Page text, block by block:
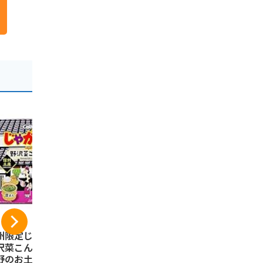
限定じゃがりこ
菜こんぶ味 信州
のお土産 スナッ